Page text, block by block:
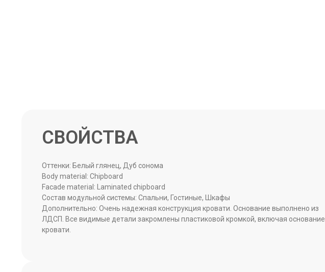
Оттенки: Белый глянец, Дуб сонома
Body material: Chipboard
Facade material: Laminated chipboard
Состав модульной системы: Спальни, Гостиные, Шкафы
Дополнительно: Очень надежная конструкция кровати. Основание выполнено из
ЛДСП. Все видимые детали закромлены пластиковой кромкой, включая основание
кровати.